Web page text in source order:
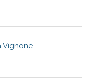
Vignone